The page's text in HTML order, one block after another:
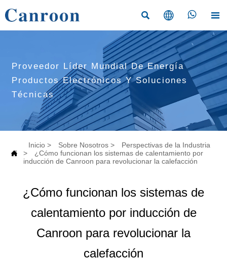
   
Proveedor Líder Mundial De Energía
Productos Electrónicos Y Soluciones
Técnicas

Inicio > Sobre Nosotros >
Perspectivas de la Industria
>
¿Cómo funcionan los sistemas de calentamiento por
inducción de Canroon para revolucionar la calefacción
¿Cómo funcionan los sistemas de
calentamiento por inducción de
Canroon para revolucionar la
calefacción